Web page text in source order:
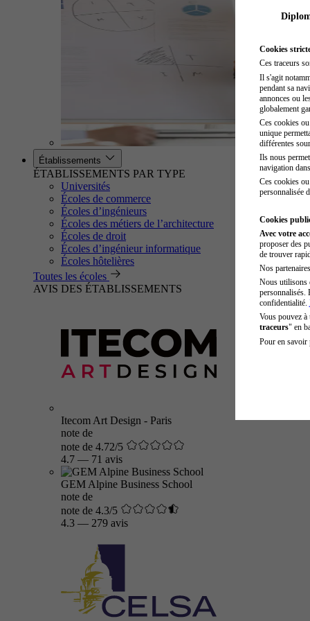
Établissements
ÉTABLISSEMENTS PAR TYPE
Universités
Écoles de commerce
Écoles d’ingénieurs
Écoles des métiers de l’architecture
Écoles de droit
Écoles d’ingénieur informatique
Écoles hôtelières
Toutes les écoles
AVIS DES ÉTABLISSEMENTS
Itecom Art Design - Paris
note de
note de 4.72/5
4.7 — 71 avis
GEM Alpine Business School
note de
note de 4.3/5
4.3 — 279 avis
Cookies
Ces traceurs
Il s'agit
pendant sa
annonces ou
globalement
Ces cookies
unique
différentes
Ils nous
navigation
Ces cookies
personnalisée
Cookies
Avec votre
proposer des
de trouver
Nos
Nous utilisons
personnalisés.
confidentialité.
Vous pouvez
traceurs" en
Pour en